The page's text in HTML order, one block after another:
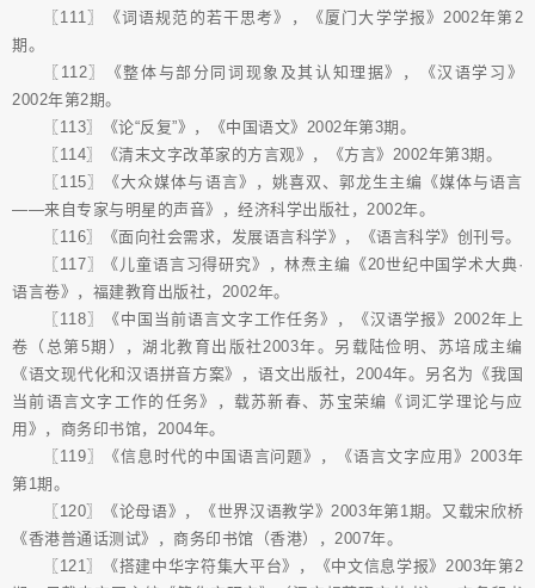
〖111〗《词语规范的若干思考》，《厦门大学学报》2002年第2
期。
〖112〗《整体与部分同词现象及其认知理据》，《汉语学习》
2002年第2期。
〖113〗《论“反复”》，《中国语文》2002年第3期。
〖114〗《清末文字改革家的方言观》，《方言》2002年第3期。
〖115〗《大众媒体与语言》，姚喜双、郭龙生主编《媒体与语言
――来自专家与明星的声音》，经济科学出版社，2002年。
〖116〗《面向社会需求，发展语言科学》，《语言科学》创刊号。
〖117〗《儿童语言习得研究》，林焘主编《20世纪中国学术大典·
语言卷》，福建教育出版社，2002年。
〖118〗《中国当前语言文字工作任务》，《汉语学报》2002年上
卷（总第5期），湖北教育出版社2003年。另载陆俭明、苏培成主编
《语文现代化和汉语拼音方案》，语文出版社，2004年。另名为《我国
当前语言文字工作的任务》，载苏新春、苏宝荣编《词汇学理论与应
用》，商务印书馆，2004年。
〖119〗《信息时代的中国语言问题》，《语言文字应用》2003年
第1期。
〖120〗《论母语》，《世界汉语教学》2003年第1期。又载宋欣桥
《香港普通话测试》，商务印书馆（香港），2007年。
〖121〗《搭建中华字符集大平台》，《中文信息学报》2003年第2